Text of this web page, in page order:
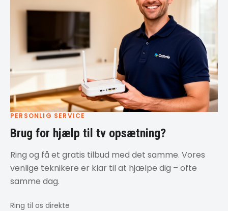
PERSONLIG SERVICE
Brug for hjælp til tv opsætning?
Ring og få et gratis tilbud med det samme. Vores
venlige teknikere er klar til at hjælpe dig – ofte
samme dag.
Ring til os direkte